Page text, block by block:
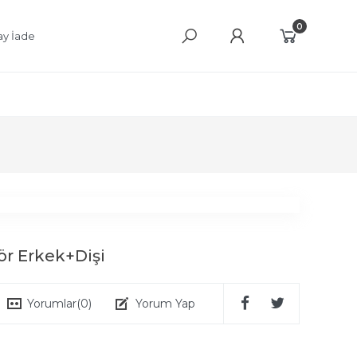
İade
0
Erkek+Dişi
Yorumlar(0) Yorum Yap